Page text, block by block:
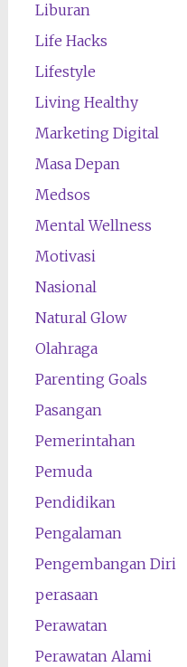
Liburan
Life Hacks
Lifestyle
Living Healthy
Marketing Digital
Masa Depan
Medsos
Mental Wellness
Motivasi
Nasional
Natural Glow
Olahraga
Parenting Goals
Pasangan
Pemerintahan
Pemuda
Pendidikan
Pengalaman
Pengembangan Diri
perasaan
Perawatan
Perawatan Alami